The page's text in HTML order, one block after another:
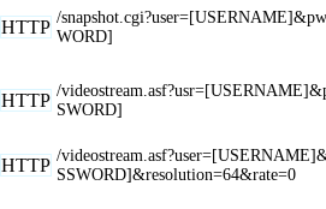
HTTP /
WORD]
HTTP /
SWORD]
HTTP /
SSWORD]&resolution=64&rate=0